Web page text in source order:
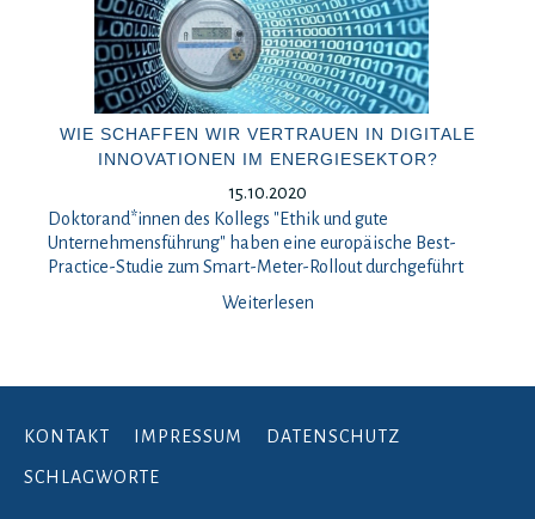
WIE SCHAFFEN WIR VERTRAUEN IN DIGITALE
INNOVATIONEN IM ENERGIESEKTOR?
15.10.2020
Doktorand*innen des Kollegs "Ethik und gute
Unternehmensführung" haben eine europäische Best-
Practice-Studie zum Smart-Meter-Rollout durchgeführt
Weiterlesen
KONTAKT IMPRESSUM DATENSCHUTZ
SCHLAGWORTE